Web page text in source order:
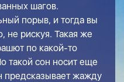
шагов.
порыв, и тогда вы
не рискуя. Такая же
по какой-то
такой сон носит еще
предсказывает жажду